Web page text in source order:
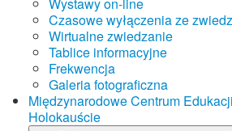
Czasowe wyłączenia ze
Wirtualne zwiedzanie
Tablice informacyjne
Frekwencja
Galeria fotograficzna
Międzynarodowe Centrum
Holokauście